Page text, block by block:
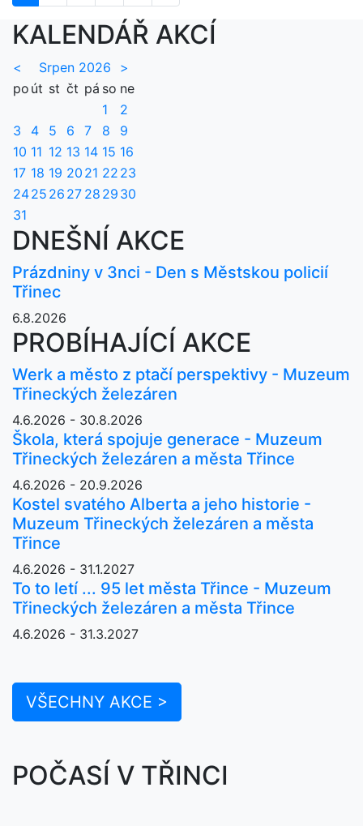
KALENDÁŘ AKCÍ
< Srpen 2026
>
po út st čt pá so ne
1
2
3
4 5 6 7 8
9
10 11 12 13 14 15 16
17 18 19 20 21 22 23
2425 26 27 28 29 30
31
DNEŠNÍ AKCE
Prázdniny v 3nci - Den s Městskou policií
Třinec
6.8.2026
PROBÍHAJÍCÍ AKCE
Werk a město z ptačí perspektivy - Muzeum
Třineckých železáren
4.6.2026 - 30.8.2026
Škola, která spojuje generace - Muzeum
Třineckých železáren a města Třince
4.6.2026 - 20.9.2026
Kostel svatého Alberta a jeho historie -
Muzeum Třineckých železáren a města
Třince
4.6.2026 - 31.1.2027
To to letí ... 95 let města Třince - Muzeum
Třineckých železáren a města Třince
4.6.2026 - 31.3.2027
VŠECHNY AKCE >
POČASÍ V TŘINCI